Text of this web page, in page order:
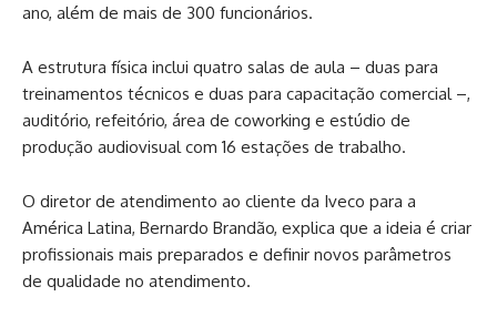
ano, além de mais de 300 funcionários.
A estrutura física inclui quatro salas de aula – duas para
treinamentos técnicos e duas para capacitação comercial –,
auditório, refeitório, área de coworking e estúdio de
produção audiovisual com 16 estações de trabalho.
O diretor de atendimento ao cliente da Iveco para a
América Latina, Bernardo Brandão, explica que a ideia é criar
profissionais mais preparados e definir novos parâmetros
de qualidade no atendimento.